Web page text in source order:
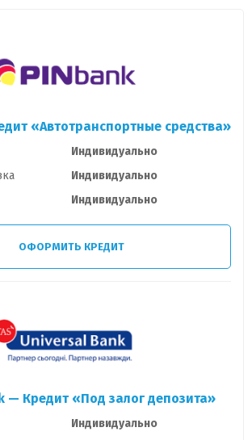
«Автотранспортные средства»
Индивидуально
Индивидуально
Индивидуально
ОФОРМИТЬ КРЕДИТ
— Кредит «Под залог депозита»
Индивидуально